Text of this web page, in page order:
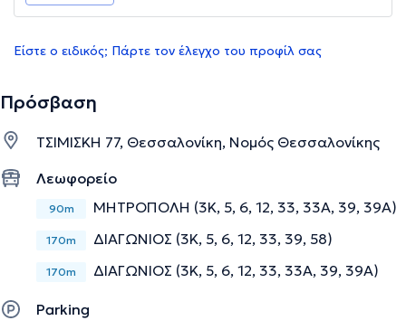
Είστε ο ειδικός; Πάρτε τον έλεγχο του προφίλ σας
Πρόσβαση
ΤΣΙΜΙΣΚΗ 77, Θεσσαλονίκη, Νομός Θεσσαλονίκης
Λεωφορείο
90m ΜΗΤΡΟΠΟΛΗ (3Κ, 5, 6, 12, 33, 33Α, 39, 39Α)
170m ΔΙΑΓΩΝΙΟΣ (3Κ, 5, 6, 12, 33, 39, 58)
170m ΔΙΑΓΩΝΙΟΣ (3Κ, 5, 6, 12, 33, 33Α, 39, 39Α)
Parking